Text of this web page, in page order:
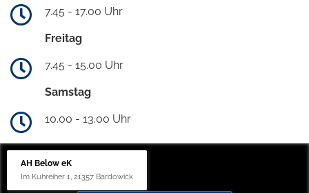
7.45 - 17.00 Uhr
Freitag
7.45 - 15.00 Uhr
Samstag
10.00 - 13.00 Uhr
AH Below eK
Im Kuhreiher 1, 21357 Bardowick